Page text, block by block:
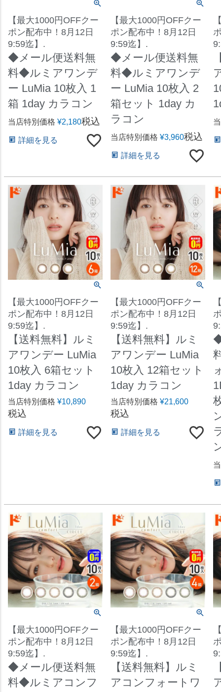
【最大1000円OFFクー
ポン配布中！8月12日
9:59迄】.
◆メール便送料無
料◆ルミアワンデ
ー LuMia 10枚入 1
箱 1day カラコン
当店特別価格 ¥2,180税込
詳細を見る
【最大1000円OFFクー
ポン配布中！8月12日
9:59迄】.
◆メール便送料無
料◆ルミアワンデ
ー LuMia 10枚入 2
箱セット 1day カ
ラコン
当店特別価格 ¥3,960税込
詳細を見る
【最大1000円OFFクー
ポン配布中！8月12日
9:59迄】.
【送料無料】ルミ
アワンデー LuMia
10枚入 6箱セット
1day カラコン
当店特別価格 ¥10,890
税込
詳細を見る
【最大1000円OFFクー
ポン配布中！8月12日
9:59迄】.
【送料無料】ルミ
アワンデー LuMia
10枚入 12箱セット
1day カラコン
当店特別価格 ¥21,600
税込
詳細を見る
【最大1000円OFFクー
ポン配布中！8月12日
9:59迄】.
◆メール便送料無
料◆ルミアコンフ
【最大1000円OFFクー
ポン配布中！8月12日
9:59迄】.
【送料無料】ルミ
アコンフォートワ